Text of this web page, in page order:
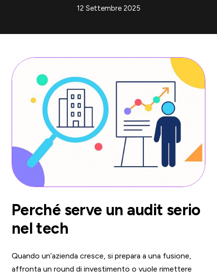
12 Settembre 2025
Perché serve un audit serio
nel tech
Quando un’azienda cresce, si prepara a una fusione,
affronta un round di investimento o vuole rimettere